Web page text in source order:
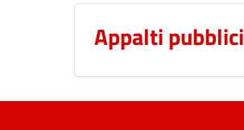
Appalti pubblici